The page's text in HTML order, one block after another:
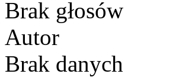
Brak głosów
Autor
Brak danych